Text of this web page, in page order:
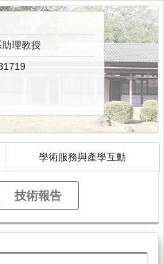
助理教授
學術服務與產學互動
技術報告